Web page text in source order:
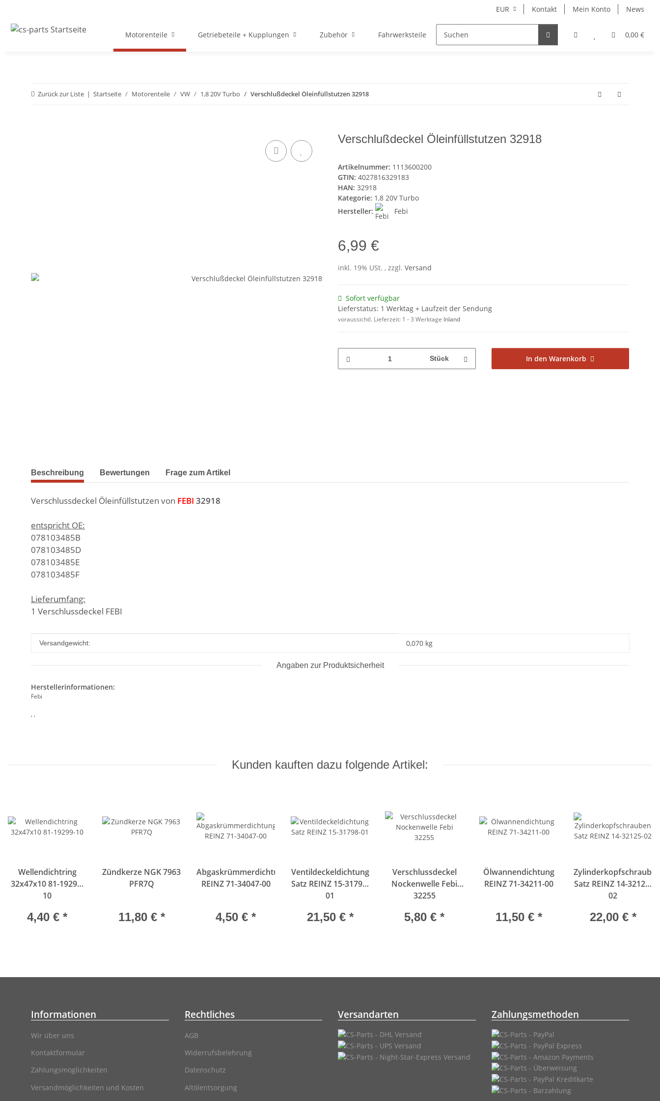
EUR Kontakt Mein Konto News
0,00 €
Motorenteile Getriebeteile + Kupplungen Zubehör Fahrwerksteile Merchandise
Zurück zur Liste Startseite Motorenteile VW 1,8 20V Turbo Verschlußdeckel Öleinfüllstutzen 32918
Verschlußdeckel Öleinfüllstutzen 32918
Artikelnummer: 1113600200
GTIN: 4027816329183
HAN: 32918
Kategorie: 1,8 20V Turbo
Hersteller:
Febi
6,99 €
inkl. 19% USt. , zzgl. Versand
Sofort verfügbar
Lieferstatus: 1 Werktag + Laufzeit der Sendung
voraussichtl. Lieferzeit: 1 - 3 Werktage Inland
Stück In den Warenkorb
weitere Registerkarten anzeigen
Beschreibung Bewertungen Frage zum Artikel
Verschlussdeckel Öleinfüllstutzen von FEBI 32918
entspricht OE:
078103485B
078103485D
078103485E
078103485F
Lieferumfang:
1 Verschlussdeckel FEBI
Produkteigenschaft
Wert
Versandgewicht: 0,070 kg
Angaben zur Produktsicherheit
Herstellerinformationen:
Febi
, ,
Kunden kauften dazu folgende Artikel:
Wellendichtring
32x47x10 81-19299-
10
4,40 € *
Zündkerze NGK 7963
PFR7Q
11,80 € *
Abgaskrümmerdichtung
REINZ 71-34047-00
4,50 € *
Ventildeckeldichtung
Satz REINZ 15-31798-
01
21,50 € *
Verschlussdeckel
Nockenwelle Febi
32255
5,80 € *
Ölwannendichtung
REINZ 71-34211-00
11,50 € *
Satz REINZ 14-32125-
02
22,00 € *
Informationen
Wir über uns
Kontaktformular
Zahlungsmöglichkeiten
Versandmöglichkeiten und Kosten
Rechtliches
AGB
Widerrufsbelehrung
Datenschutz
Altölentsorgung
Versandarten Zahlungsmethoden